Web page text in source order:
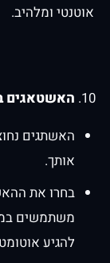
אוטנטי ומלהיב.
האשטאגים
האשתגים
אותך.
בחרו את
משתמשים
להגיע